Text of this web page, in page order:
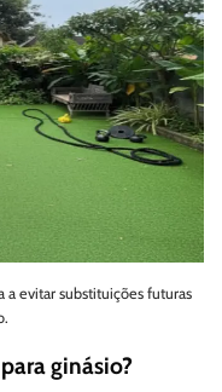
a evitar substituições futuras
ginásio?